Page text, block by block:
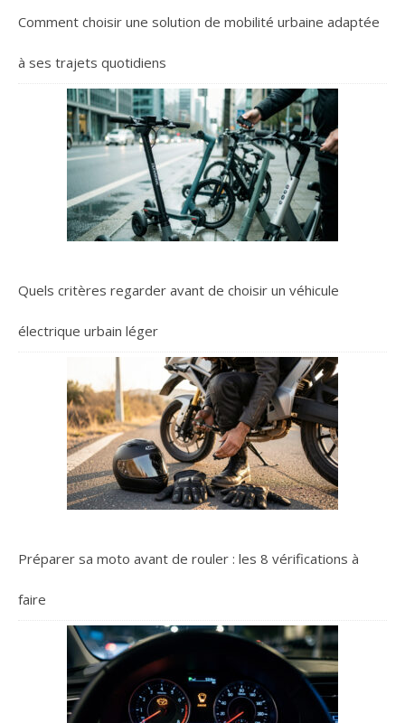
Comment choisir une solution de mobilité urbaine adaptée
à ses trajets quotidiens
Quels critères regarder avant de choisir un véhicule
électrique urbain léger
Préparer sa moto avant de rouler : les 8 vérifications à
faire